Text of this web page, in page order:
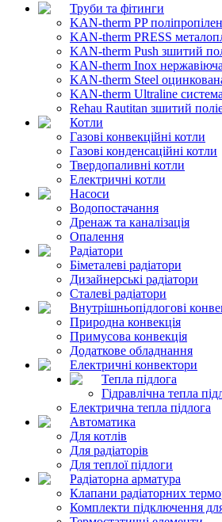
Труби та фітинги
KAN-therm PP поліпропілен
KAN-therm PRESS
KAN-therm Push зшитий
KAN-therm Inox
KAN-therm Steel
KAN-therm Ultraline
Rehau Rautitan зшитий
Котли
Газові конвекційні котли
Газові конденсаційні котли
Твердопаливні котли
Електричні котли
Насоси
Водопостачання
Дренаж та каналізація
Опалення
Радіатори
Біметалеві радіатори
Дизайнерські радіатори
Сталеві радіатори
Внутрішньопідлогові
Природна конвекція
Примусова конвекція
Додаткове обладнання
Електричні конвектори
Тепла підлога
Гідравлічна тепла
Електрична тепла підлога
Автоматика
Для котлів
Для радіаторів
Для теплої підлоги
Радіаторна арматура
Клапани радіаторних
Комплекти підключення для